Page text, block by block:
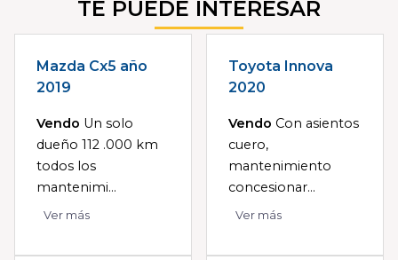
TE PUEDE INTERESAR
Mazda Cx5 año
2019
Vendo Un solo
dueño 112 .000 km
todos los
mantenimi...
Ver más
Toyota Innova
2020
Vendo Con asientos
cuero,
mantenimiento
concesionar...
Ver más